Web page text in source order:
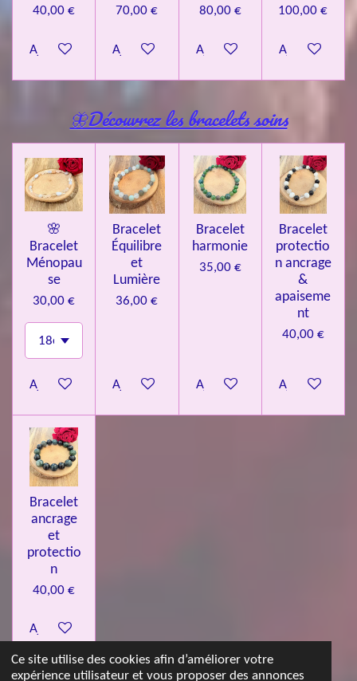
Ce site utilise des cookies afin d’améliorer votre
expérience utilisateur et vous proposer des annonces
40,00 €
Ajouter au panier
70,00 €
Ajouter au panier
80,00 €
Ajouter au panier
100,00 €
Ajouter au
🦋Découvrez les bracelets soins
🌸
Bracelet
Ménopau
se
30,00 €
Ajouter au panier
Bracelet
Équilibre
et
Lumière
36,00 €
Ajouter au panier
Bracelet
harmonie
35,00 €
Ajouter au panier
Bracelet
protectio
n ancrage
&
apaiseme
nt
40,00 €
Ajouter au
Bracelet
ancrage
et
protectio
n
40,00 €
Ajouter au panier